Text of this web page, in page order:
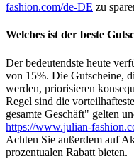
fashion.com/de-DE zu
Welches ist der beste
Der bedeutendste heute
von 15%. Die Gutscheine,
werden, priorisieren
Regel sind die
gesamte Geschäft" gelten
https://www.julian-
Achten Sie außerdem auf
prozentualen Rabatt bieten.